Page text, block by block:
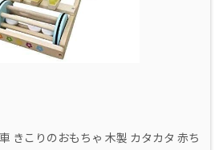
きこりのおもちゃ 木製 カタカタ 赤ち